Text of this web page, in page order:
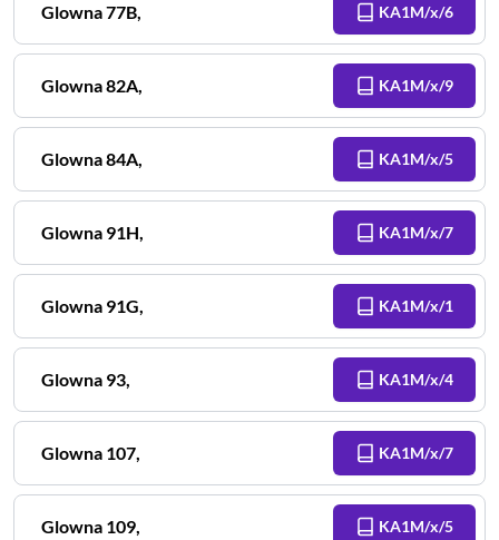
Glowna77B, KA1M/x/6
Glowna82A, KA1M/x/9
Glowna84A, KA1M/x/5
Glowna 91H, KA1M/x/7
Glowna 91G, KA1M/x/1
Glowna 93, KA1M/x/4
Glowna 107, KA1M/x/7
Glowna 109, KA1M/x/5